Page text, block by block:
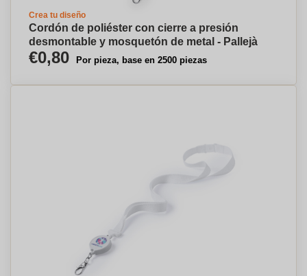
Crea tu diseño
Cordón de poliéster con cierre a presión
desmontable y mosquetón de metal - Pallejà
€0,80 Por pieza, base en 2500 piezas